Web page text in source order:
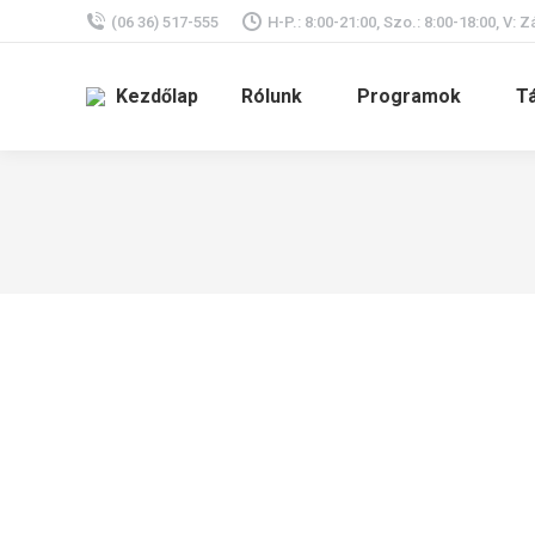
(06 36) 517-555 H-P.: 8:00-21:00, Szo.: 8:00-18:00, V:
Kezdőlap Rólunk Programok